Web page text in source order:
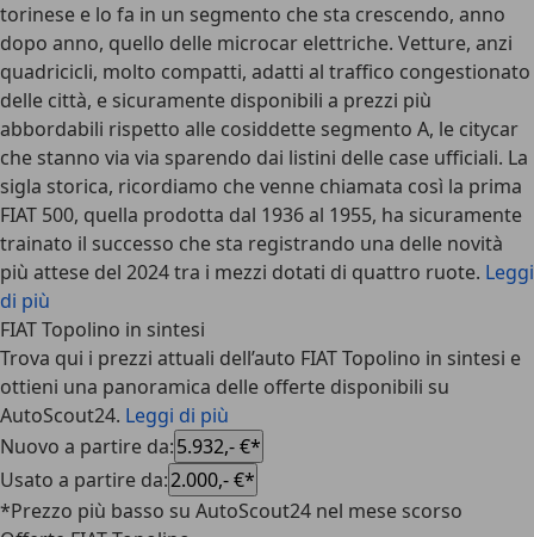
torinese e lo fa in un segmento che sta crescendo, anno
dopo anno, quello delle microcar elettriche. Vetture, anzi
quadricicli, molto compatti, adatti al traffico congestionato
delle città, e sicuramente disponibili a prezzi più
abbordabili rispetto alle cosiddette segmento A, le citycar
che stanno via via sparendo dai listini delle case ufficiali. La
sigla storica, ricordiamo che venne chiamata così la prima
FIAT 500, quella prodotta dal 1936 al 1955, ha sicuramente
trainato il successo che sta registrando una delle novità
più attese del 2024 tra i mezzi dotati di quattro ruote. Leggi
di più
FIAT Topolino in sintesi
Trova qui i prezzi attuali dell’auto FIAT Topolino in sintesi e
ottieni una panoramica delle offerte disponibili su
AutoScout24. Leggi di più
Nuovo a partire da:5.932,- €*
Usato a partire da:2.000,- €*
*Prezzo più basso su AutoScout24 nel mese scorso